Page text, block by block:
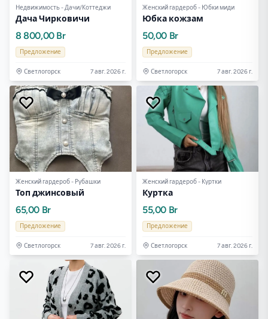
Недвижимость - Дачи/Коттеджи
Дача Чирковичи
8 800,00 Br
Предложение
Светлогорск 7 авг. 2026 г.
Женский гардероб - Юбки миди
Юбка кожзам
50,00 Br
Предложение
Светлогорск 7 авг. 2026 г.
Женский гардероб - Рубашки
Топ джинсовый
65,00 Br
Предложение
Светлогорск 7 авг. 2026 г.
Женский гардероб - Куртки
Куртка
55,00 Br
Предложение
Светлогорск 7 авг. 2026 г.